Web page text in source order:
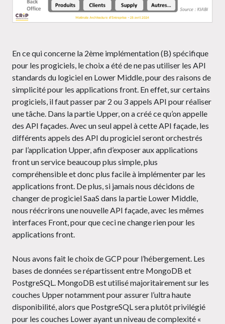
En ce qui concerne la 2ème implémentation (B) spécifique
pour les progiciels, le choix a été de ne pas utiliser les API
standards du logiciel en Lower Middle, pour des raisons de
simplicité pour les applications front. En effet, sur certains
progiciels, il faut passer par 2 ou 3 appels API pour réaliser
une tâche. Dans la partie Upper, on a créé ce qu’on appelle
des API façades. Avec un seul appel à cette API façade, les
différents appels des API du progiciel seront orchestrés
par l’application Upper, afin d’exposer aux applications
front un service beaucoup plus simple, plus
compréhensible et donc plus facile à implémenter par les
applications front. De plus, si jamais nous décidons de
changer de progiciel SaaS dans la partie Lower Middle,
nous réécrirons une nouvelle API façade, avec les mêmes
interfaces Front, pour que ceci ne change rien pour les
applications front.
Nous avons fait le choix de GCP pour l’hébergement. Les
bases de données se répartissent entre MongoDB et
PostgreSQL. MongoDB est utilisé majoritairement sur les
couches Upper notamment pour assurer l’ultra haute
disponibilité, alors que PostgreSQL sera plutôt privilégié
pour les couches Lower ayant un niveau de complexité «